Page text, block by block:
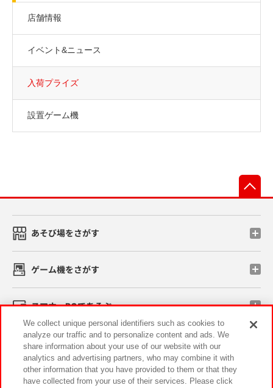
店舗情報
イベント&ニュース
入荷プライズ
設置ゲーム機
あそび場をさがす
ゲーム機をさがす
スマホ・PCであそぶ
イベント・キャンペーン
We collect unique personal identifiers such as cookies to
analyze our traffic and to personalize content and ads. We
share information about your use of our website with our
analytics and advertising partners, who may combine it with
other information that you have provided to them or that they
have collected from your use of their services. Please click